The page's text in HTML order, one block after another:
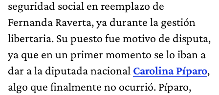
seguridad social en reemplazo de
Fernanda Raverta, ya durante la gestión
libertaria. Su puesto fue motivo de disputa,
ya que en un primer momento se lo iban a
dar a la diputada nacional Carolina Píparo,
algo que finalmente no ocurrió. Píparo,